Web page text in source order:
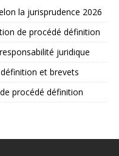
la jurisprudence 2026
de procédé définition
juridique
et brevets
procédé définition